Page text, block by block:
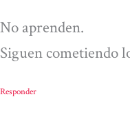
No aprenden.
Siguen cometiendo
Responder